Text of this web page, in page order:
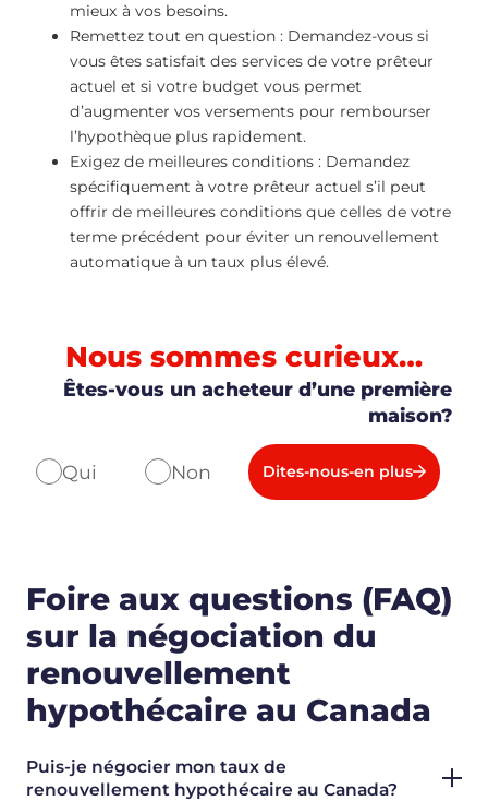
mieux à vos besoins.
Remettez tout en question : Demandez-vous si
vous êtes satisfait des services de votre prêteur
actuel et si votre budget vous permet
d’augmenter vos versements pour rembourser
l’hypothèque plus rapidement.
Exigez de meilleures conditions : Demandez
spécifiquement à votre prêteur actuel s’il peut
offrir de meilleures conditions que celles de votre
terme précédent pour éviter un renouvellement
automatique à un taux plus élevé.
Nous sommes curieux…
Êtes-vous un acheteur d’une première
maison?
Qui Non Dites-nous-en plus
Foire aux questions (FAQ)
sur la négociation du
renouvellement
hypothécaire au Canada
Puis-je négocier mon taux de
renouvellement hypothécaire au Canada?